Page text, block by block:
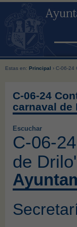
Estas en: Principal › C-06-
C-06-24
carnaval de
Escuchar
C-06-
de